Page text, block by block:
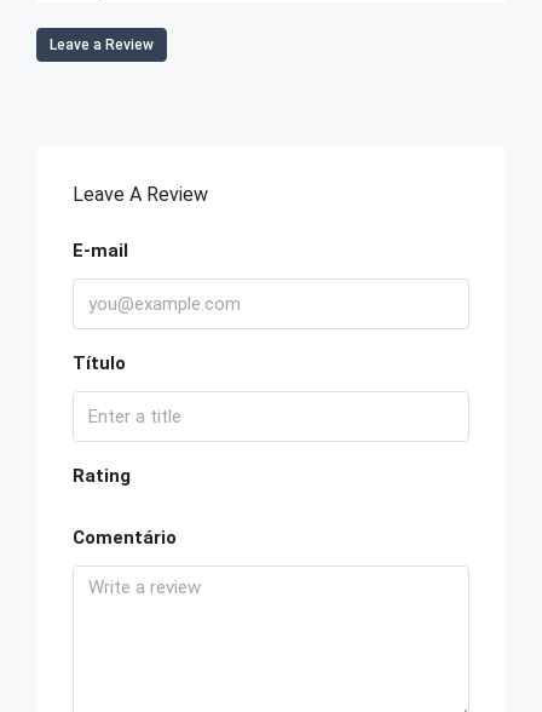
Leave a Review
Leave A Review
E-mail
Título
Rating
Comentário